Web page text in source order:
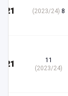
2023/24
)
21
2023/24
)
21